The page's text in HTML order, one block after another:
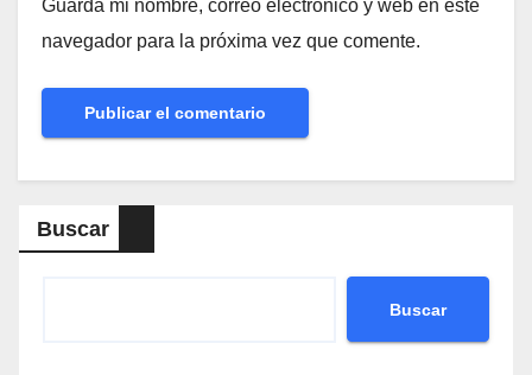
Guarda mi nombre, correo electrónico y web en este
navegador para la próxima vez que comente.
Buscar
Buscar